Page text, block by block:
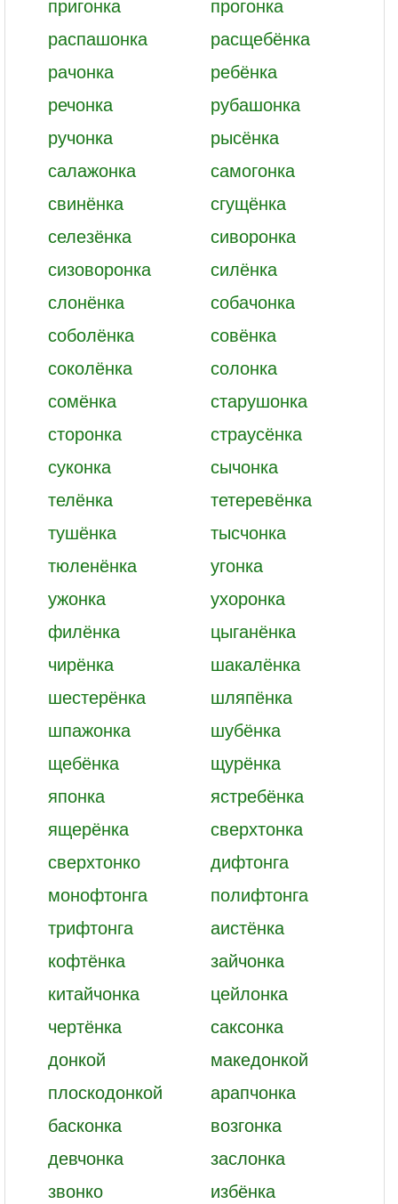
распашонка
расщебёнка
рачонка
ребёнка
речонка
рубашонка
ручонка
рысёнка
салажонка
самогонка
свинёнка
сгущёнка
селезёнка
сиворонка
сизоворонка
силёнка
слонёнка
собачонка
соболёнка
совёнка
соколёнка
солонка
сомёнка
старушонка
сторонка
страусёнка
суконка
сычонка
телёнка
тетеревёнка
тушёнка
тысчонка
тюленёнка
угонка
ужонка
ухоронка
филёнка
цыганёнка
чирёнка
шакалёнка
шестерёнка
шляпёнка
шпажонка
шубёнка
щебёнка
щурёнка
японка
ястребёнка
ящерёнка
сверхтонка
сверхтонко
дифтонга
монофтонга
полифтонга
трифтонга
аистёнка
кофтёнка
зайчонка
китайчонка
цейлонка
чертёнка
саксонка
донкой
македонкой
плоскодонкой
арапчонка
басконка
возгонка
девчонка
заслонка
звонко
избёнка